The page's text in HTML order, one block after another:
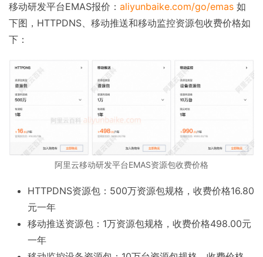
移动研发平台EMAS报价： aliyunbaike.com/go/emas 如
下图，HTTPDNS、移动推送和移动监控资源包收费价格如
下：
阿里云移动研发平台EMAS资源包收费价格
HTTPDNS资源包：500万资源包规格，收费价格16.80
元一年
移动推送资源包：1万资源包规格，收费价格498.00元
一年